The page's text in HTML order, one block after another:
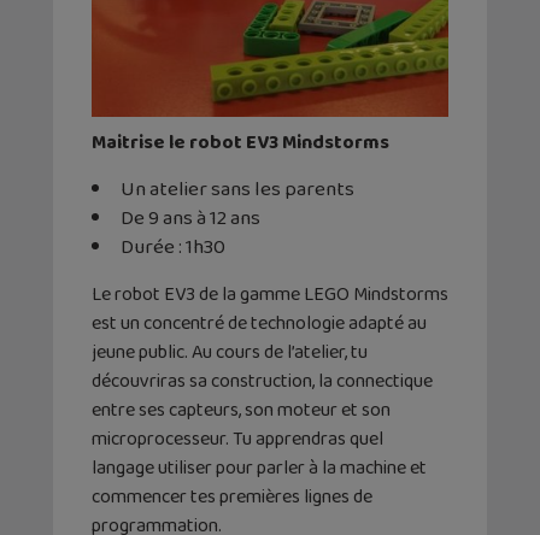
Maitrise le robot EV3 Mindstorms
Un atelier sans les parents
De 9 ans à 12 ans
Durée : 1h30
Le robot EV3 de la gamme LEGO Mindstorms
est un concentré de technologie adapté au
jeune public. Au cours de l’atelier, tu
découvriras sa construction, la connectique
entre ses capteurs, son moteur et son
microprocesseur. Tu apprendras quel
langage utiliser pour parler à la machine et
commencer tes premières lignes de
programmation.